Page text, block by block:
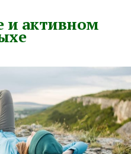
и активном